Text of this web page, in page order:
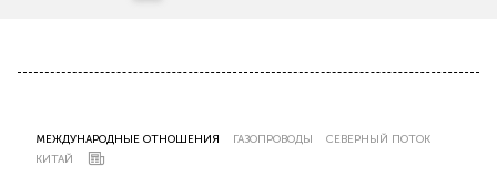
МЕЖДУНАРОДНЫЕ ОТНОШЕНИЯ ГАЗОПРОВОДЫ
СЕВЕРНЫЙ ПОТОК
КИТАЙ